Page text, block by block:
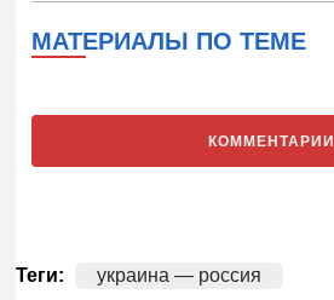
МАТЕРИАЛЫ ПО ТЕМЕ
КОММЕНТАРИИ
Теги: украина — россия